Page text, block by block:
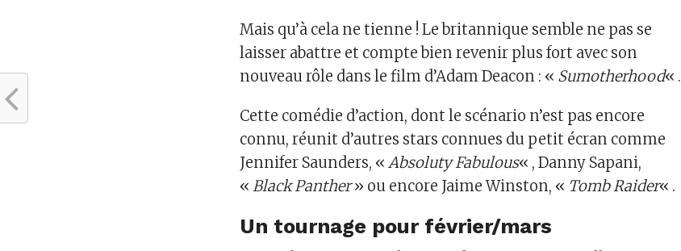
Mais qu’à cela ne tienne ! Le britannique semble ne pas se
laisser abattre et compte bien revenir plus fort avec son
nouveau rôle dans le film d’Adam Deacon : « Sumotherhood« .
Cette comédie d’action, dont le scénario n’est pas encore
connu, réunit d’autres stars connues du petit écran comme
Jennifer Saunders, «Absoluty Fabulous« , Danny Sapani,
«Black Panther» ou encore Jaime Winston, « Tomb Raider« .
Un tournage pour février/mars